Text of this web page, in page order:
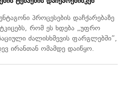
პროცესების დაჩქარებაზე
რომ ეს ხდება „უფრო
ძალისხმევის ფარგლებში“,
ირანთან ომამდე დაიწყო.